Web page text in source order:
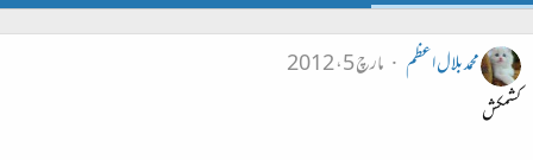
محمد بلال اعظم
مارچ 5، 2012
کشمکش